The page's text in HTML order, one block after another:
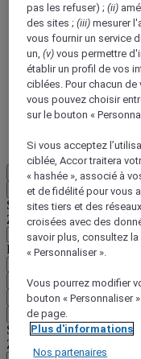
ALL Accor+
15% de
+30 marques
Plus
Retour
Sélectionnez votre zone
Zone géographique
Pays/Région - Langue
Valider votre zone et votre
EUR (€)
Retour
Sélectionnez votre devise
Zone géographique
pas les refuser) ;(ii)
des sites ;(iii) mesurer
vous fournir un service
un,(v) vous permettre
établir un profil de vos
ciblées. Pour chacun de
vous pouvez choisir
sur le bouton «
Si vous acceptez
ciblée, Accor traitera
« hashée », associé à
et de fidélité pour vous
sites tiers et des
croisées avec des
savoir plus, consultez
« Personnaliser ».
Vous pourrez modifier
bouton « Personnaliser
de page.
Plus d'informations
Nos partenaires